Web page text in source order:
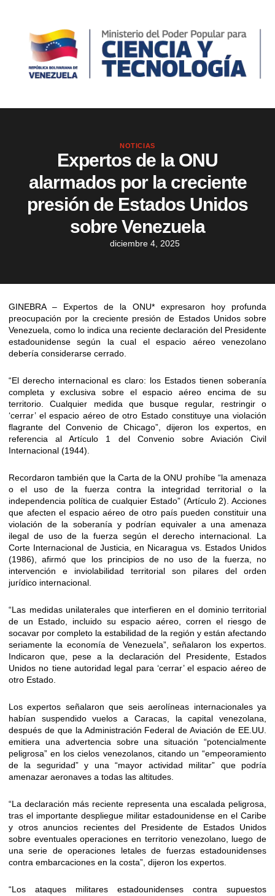
NOTICIAS
Expertos de la ONU
alarmados por la creciente
presión de Estados Unidos
sobre Venezuela
diciembre 4, 2025
GINEBRA – Expertos de la ONU* expresaron hoy profunda
preocupación por la creciente presión de Estados Unidos sobre
Venezuela, como lo indica una reciente declaración del Presidente
estadounidense según la cual el espacio aéreo venezolano
debería considerarse cerrado.
“El derecho internacional es claro: los Estados tienen soberanía
completa y exclusiva sobre el espacio aéreo encima de su
territorio. Cualquier medida que busque regular, restringir o
‘cerrar’ el espacio aéreo de otro Estado constituye una violación
flagrante del Convenio de Chicago”, dijeron los expertos, en
referencia al Artículo 1 del Convenio sobre Aviación Civil
Internacional (1944).
Recordaron también que la Carta de la ONU prohíbe “la amenaza
o el uso de la fuerza contra la integridad territorial o la
independencia política de cualquier Estado” (Artículo 2). Acciones
que afecten el espacio aéreo de otro país pueden constituir una
violación de la soberanía y podrían equivaler a una amenaza
ilegal de uso de la fuerza según el derecho internacional. La
Corte Internacional de Justicia, en Nicaragua vs. Estados Unidos
(1986), afirmó que los principios de no uso de la fuerza, no
intervención e inviolabilidad territorial son pilares del orden
jurídico internacional.
“Las medidas unilaterales que interfieren en el dominio territorial
de un Estado, incluido su espacio aéreo, corren el riesgo de
socavar por completo la estabilidad de la región y están afectando
seriamente la economía de Venezuela”, señalaron los expertos.
Indicaron que, pese a la declaración del Presidente, Estados
Unidos no tiene autoridad legal para ‘cerrar’ el espacio aéreo de
otro Estado.
Los expertos señalaron que seis aerolíneas internacionales ya
habían suspendido vuelos a Caracas, la capital venezolana,
después de que la Administración Federal de Aviación de EE.UU.
emitiera una advertencia sobre una situación “potencialmente
peligrosa” en los cielos venezolanos, citando un “empeoramiento
de la seguridad” y una “mayor actividad militar” que podría
amenazar aeronaves a todas las altitudes.
“La declaración más reciente representa una escalada peligrosa,
tras el importante despliegue militar estadounidense en el Caribe
y otros anuncios recientes del Presidente de Estados Unidos
sobre eventuales operaciones en territorio venezolano, luego de
una serie de operaciones letales de fuerzas estadounidenses
contra embarcaciones en la costa”, dijeron los expertos.
“Los ataques militares estadounidenses contra supuestos